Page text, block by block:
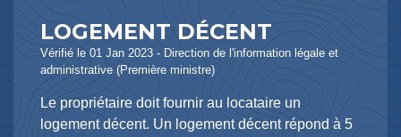
LOGEMENT DÉCENT
Vérifié le 01 Jan 2023 - Direction de l'information légale et
administrative (Première ministre)
Le propriétaire doit fournir au locataire un
logement décent. Un logement décent répond à 5